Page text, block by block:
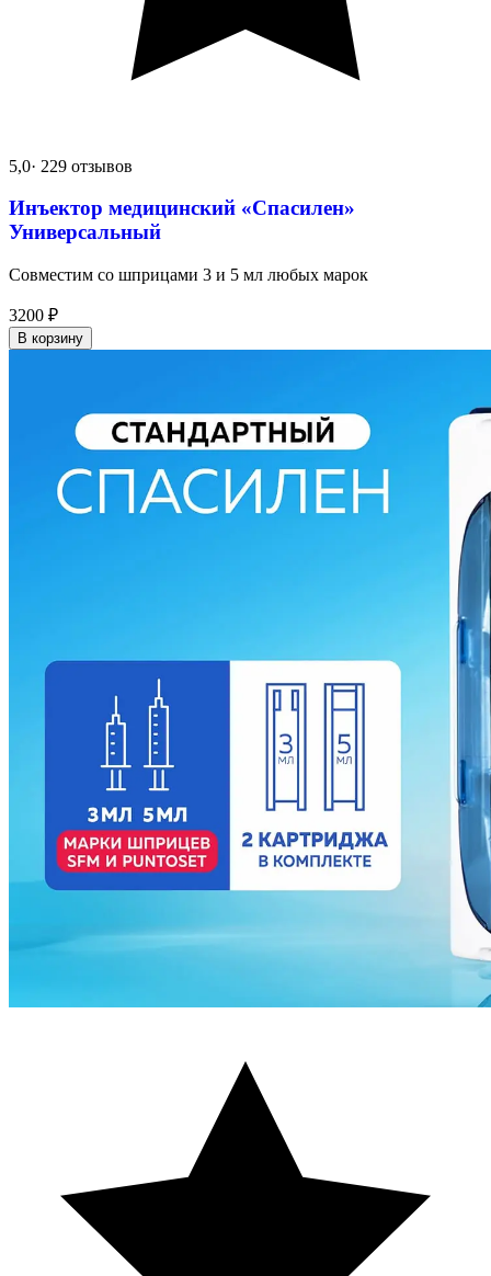
5,0· 229 отзывов
Инъектор медицинский «Спасилен»
Универсальный
Совместим со шприцами 3 и 5 мл любых марок
3200 ₽
В корзину